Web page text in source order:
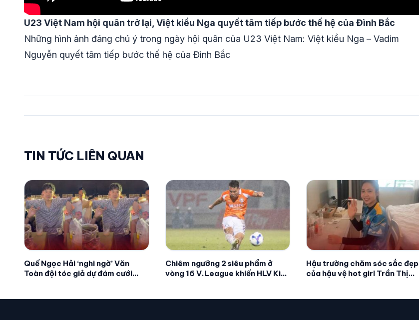
U23 Việt Nam hội quân trở lại, Việt kiều Nga quyết tâm tiếp bước thế hệ của Đình Bắc
Những hình ảnh đáng chú ý trong ngày hội quân của U23 Việt Nam: Việt kiều Nga – Vadim
Nguyễn quyết tâm tiếp bước thế hệ của Đình Bắc
TIN TỨC LIÊN QUAN
Quế Ngọc Hải ‘nghi ngờ’ Văn
Toàn đội tóc giả dự đám cưới
Chiêm ngưỡng 2 siêu phẩm ở
vòng 16 V.League khiến HLV Kim
Hậu trường chăm sóc sắc đẹp
của hậu vệ hot girl Trần Thị